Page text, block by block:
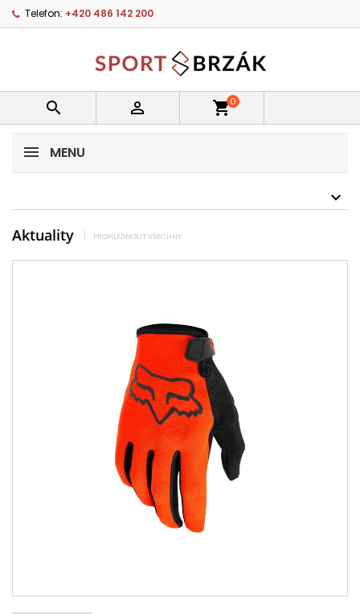
Telefon: +420 486 142 200
  shopping_cart0
MENU
Aktuality PROHLÉDNOUT VŠECHNY